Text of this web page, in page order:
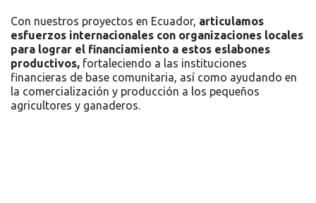
Con nuestros proyectos en Ecuador, articulamos
esfuerzos internacionales con organizaciones locales
para lograr el financiamiento a estos eslabones
productivos, fortaleciendo a las instituciones
financieras de base comunitaria, así como ayudando en
la comercialización y producción a los pequeños
agricultores y ganaderos.